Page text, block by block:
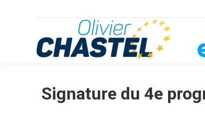
Signature du 4e